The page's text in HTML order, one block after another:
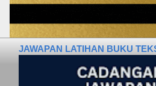
JAWAPAN LATIHAN BUKU